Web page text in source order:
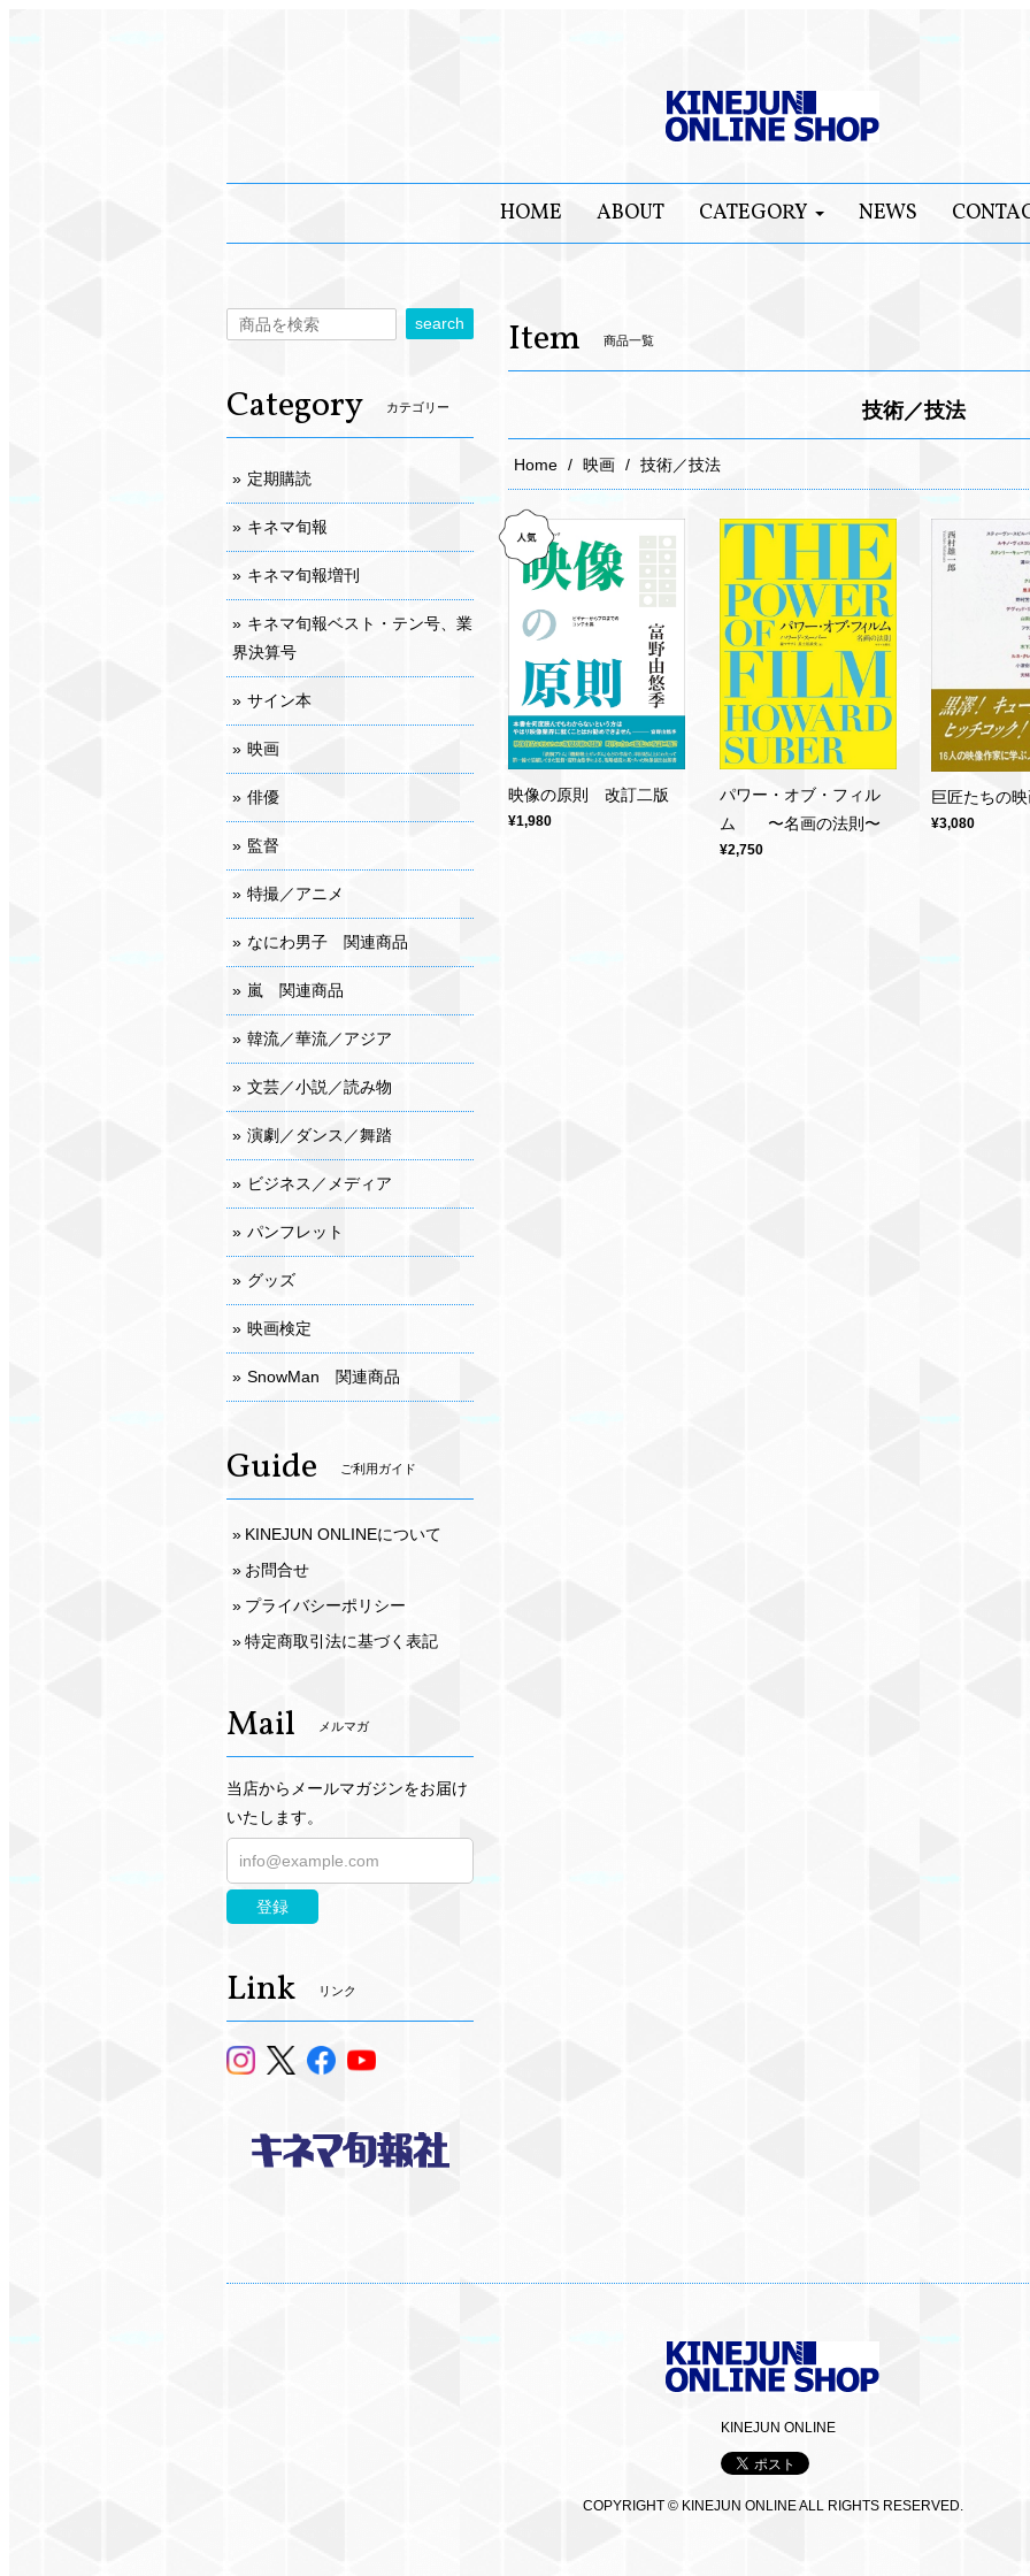
HOME ABOUT CATEGORY NEWS
Item 商品一覧
技術／技法
Home 映画 技術／技法
映像の原則 改訂二版
¥1,980
パワー・オブ・フィル
ム 〜名画の法則〜
¥2,750
巨匠たちの
¥3,080
search
Category カテゴリー
定期購読
キネマ旬報
キネマ旬報増刊
キネマ旬報ベスト・テン号、業
界決算号
サイン本
映画
俳優
監督
特撮／アニメ
なにわ男子 関連商品
嵐 関連商品
韓流／華流／アジア
文芸／小説／読み物
演劇／ダンス／舞踏
ビジネス／メディア
パンフレット
グッズ
映画検定
SnowMan 関連商品
Guide ご利用ガイド
KINEJUN ONLINEについて
お問合せ
プライバシーポリシー
特定商取引法に基づく表記
Mail メルマガ
当店からメールマガジンをお届け
いたします。
登録
Link リンク
KINEJUN ONLINE
COPYRIGHT © KINEJUN ONLINE ALL RIGHTS RESERVED.